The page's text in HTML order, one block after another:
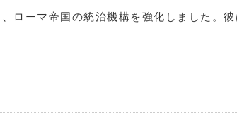
ローマ帝国の統治機構を強化しました。